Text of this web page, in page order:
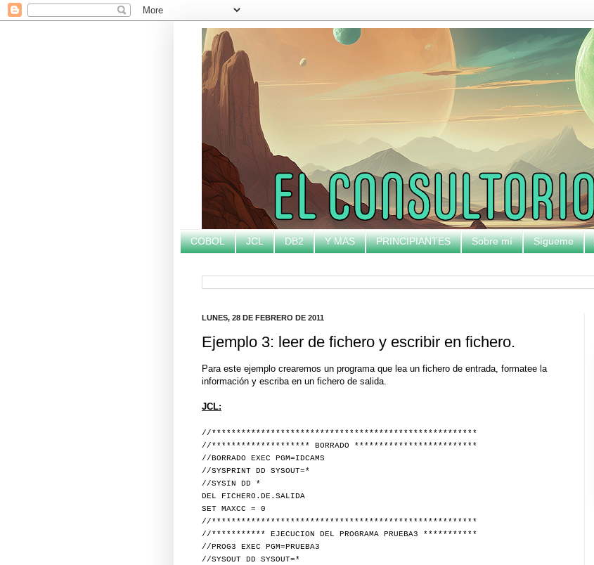
COBOL JCL DB2 Y MAS PRINCIPIANTES Sobre mí Sígueme
LUNES, 28 DE FEBRERO DE 2011
Ejemplo 3: leer de fichero y escribir en fichero.
Para este ejemplo crearemos un programa que lea un fichero de entrada, formatee la
información y escriba en un fichero de salida.
JCL:
//******************************************************
//******************** BORRADO *************************
//BORRADO EXEC PGM=IDCAMS
//SYSPRINT DD SYSOUT=*
//SYSIN DD *
DEL FICHERO.DE.SALIDA
SET MAXCC = 0
//******************************************************
//*********** EJECUCION DEL PROGRAMA PRUEBA3 ***********
//PROG3 EXEC PGM=PRUEBA3
//SYSOUT DD SYSOUT=*